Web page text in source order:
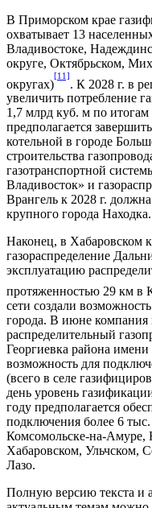
В Приморском крае
охватывает 13
Владивостоке,
округе, Октябрьском,
округах)
[11]
. К 2028 г. в
увеличить потребление
1,7 млрд куб. м по итогам
предполагается
котельной в городе
строительства
газотранспортной
Владивосток» и
Врангель к 2028 г.
крупного города Находка.
Наконец, в Хабаровском
газораспределение
эксплуатацию
протяженностью 29 км в
сети создали
города. В июне компания
распределительный
Георгиевка района
возможность для
(всего в селе
день уровень
году предполагается
подключения более 6
Комсомольске-на-Амуре,
Хабаровском, Ульчском,
Лазо.
Полную версию текста и